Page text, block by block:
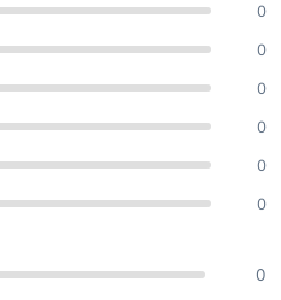
0
0
0
0
0
0
0